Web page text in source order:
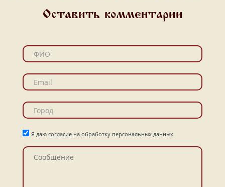
Оставить комментарии
Я даю согласие на обработку персональных данных